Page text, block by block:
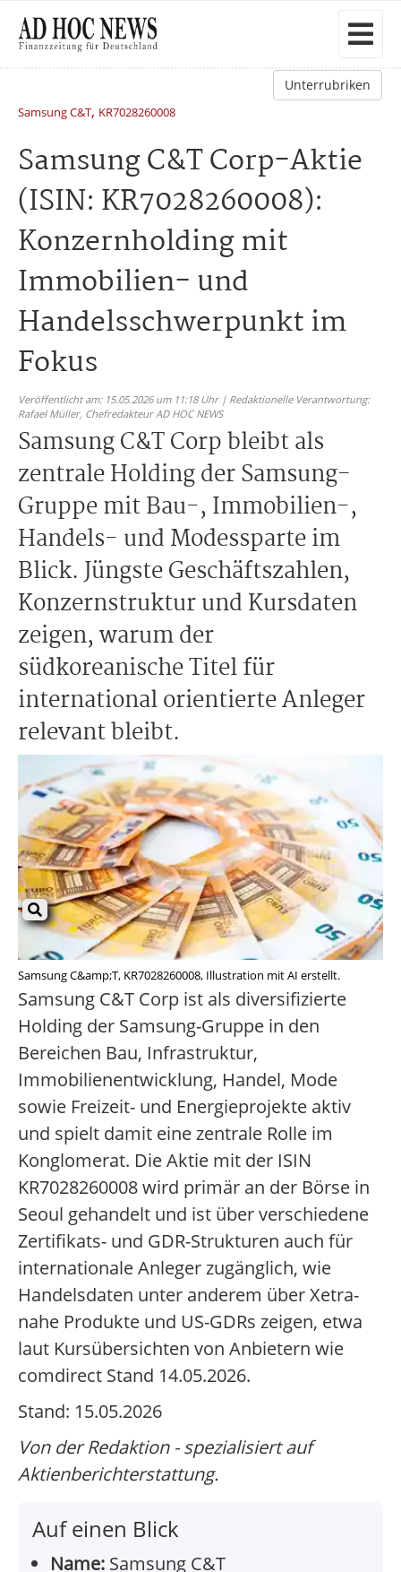
Unterrubriken
Samsung C&T, KR7028260008
Samsung C&T Corp-Aktie
(ISIN: KR7028260008):
Konzernholding mit
Immobilien- und
Handelsschwerpunkt im
Fokus
Veröffentlicht am: 15.05.2026 um 11:18 Uhr | Redaktionelle Verantwortung:
Rafael Müller, Chefredakteur AD HOC NEWS
Samsung C&T Corp bleibt als
zentrale Holding der Samsung-
Gruppe mit Bau-, Immobilien-,
Handels- und Modessparte im
Blick. Jüngste Geschäftszahlen,
Konzernstruktur und Kursdaten
zeigen, warum der
südkoreanische Titel für
international orientierte Anleger
relevant bleibt.
Samsung C&amp;T, KR7028260008, Illustration mit AI erstellt.
Samsung C&T Corp ist als diversifizierte
Holding der Samsung-Gruppe in den
Bereichen Bau, Infrastruktur,
Immobilienentwicklung, Handel, Mode
sowie Freizeit- und Energieprojekte aktiv
und spielt damit eine zentrale Rolle im
Konglomerat. Die Aktie mit der ISIN
KR7028260008 wird primär an der Börse in
Seoul gehandelt und ist über verschiedene
Zertifikats- und GDR-Strukturen auch für
internationale Anleger zugänglich, wie
Handelsdaten unter anderem über Xetra-
nahe Produkte und US-GDRs zeigen, etwa
laut Kursübersichten von Anbietern wie
comdirect Stand 14.05.2026.
Stand: 15.05.2026
Von der Redaktion - spezialisiert auf
Aktienberichterstattung.
Auf einen Blick
Name: Samsung C&T